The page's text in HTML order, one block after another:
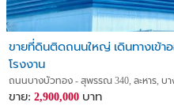
ขายที่ดินติดถนนใหญ่ เดินทางเข้าอ
โรงงาน
ถนนบางบัวทอง - สุพรรณ 340, ละหาร, บ
ขาย: 2,900,000 บาท